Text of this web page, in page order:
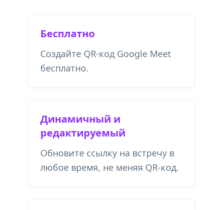
Бесплатно
Создайте QR-код Google Meet
бесплатно.
Динамичный и
редактируемый
Обновите ссылку на встречу в
любое время, не меняя QR-код.